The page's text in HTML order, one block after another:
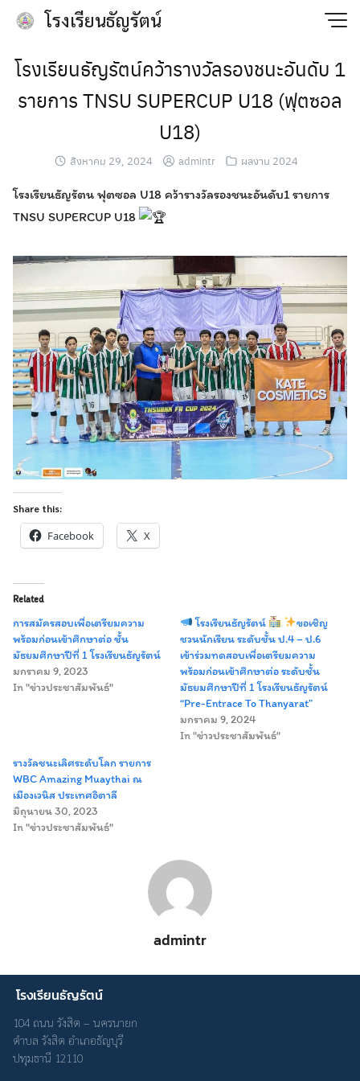
Skip
โรงเรียนธัญรัตน์
for:
โรงเรียนธัญรัตน์คว้ารางวัลรองชนะอันดับ 1
รายการ TNSU SUPERCUP U18 (ฟุตซอล
U18)
สิงหาคม 29, 2024 admintr ผลงาน 2024
โรงเรียนธัญรัตน ฟุตซอล U18 คว้ารางวัลรองชนะอันดับ1 รายการ
TNSU SUPERCUP U18
Share this:
Facebook X
Related
การสมัครสอบเพื่อเตรียมความ
พร้อมก่อนเข้าศึกษาต่อ ชั้น
มัธยมศึกษาปีที่ 1 โรงเรียนธัญรัตน์
มกราคม 9, 2023
In "ข่าวประชาสัมพันธ์"
โรงเรียนธัญรัตน์
ขอเชิญ
ชวนนักเรียน ระดับชั้น ป.4 – ป.6
เข้าร่วมทดสอบเพื่อเตรียมความ
พร้อมก่อนเข้าศึกษาต่อ ระดับชั้น
มัธยมศึกษาปีที่ 1 โรงเรียนธัญรัตน์
“Pre-Entrace To Thanyarat”
มกราคม 9, 2024
In "ข่าวประชาสัมพันธ์"
รางวัลชนะเลิศระดับโลก รายการ
WBC Amazing Muaythai ณ
เมืองเวนิส ประเทศอิตาลี
มิถุนายน 30, 2023
In "ข่าวประชาสัมพันธ์"
admintr
โรงเรียนธัญรัตน์
104 ถนน รังสิต – นครนายก
ตำบล รังสิต อำเภอธัญบุรี
ปทุมธานี 12110